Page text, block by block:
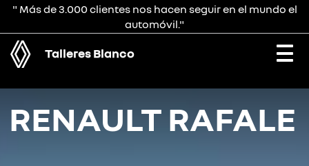
" Más de 3.000 clientes nos hacen seguir en el mundo el
automóvil."
Talleres Blanco
RENAULT RAFALE